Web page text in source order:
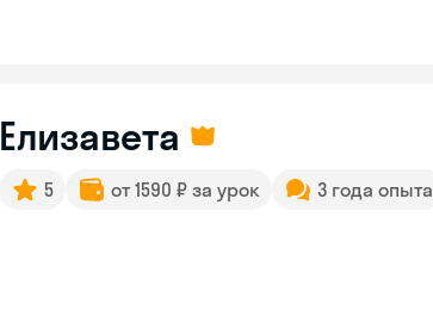
Елизавета
5 от 1590 ₽ за урок 3 года опыта